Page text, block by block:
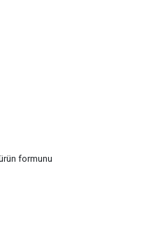
formunu